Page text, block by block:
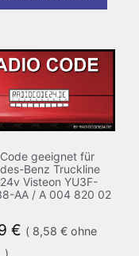
geeignet für
Benz Truckline
Visteon YU3F-
AA / A 004 820 02
€ ( 8,58 €ohne